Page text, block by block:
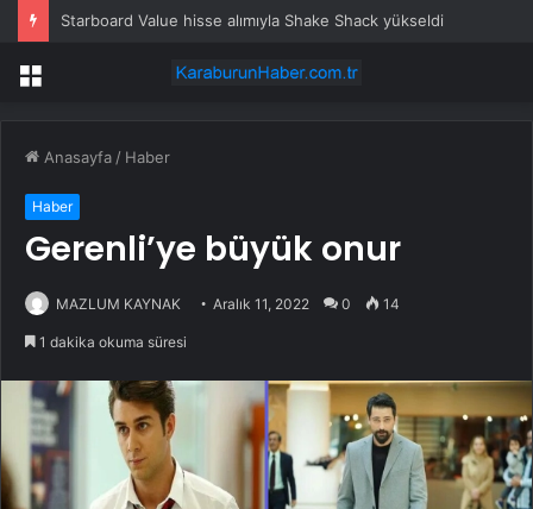
Starboard Value hisse alımıyla Shake Shack yükseldi
Menü
Anasayfa / Haber
Haber
Gerenli’ye büyük onur
MAZLUM KAYNAK Aralık 11, 2022 0 14
1 dakika okuma süresi